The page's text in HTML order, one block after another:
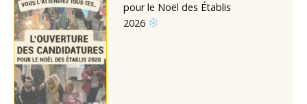
pour le Noël des Établis
2026